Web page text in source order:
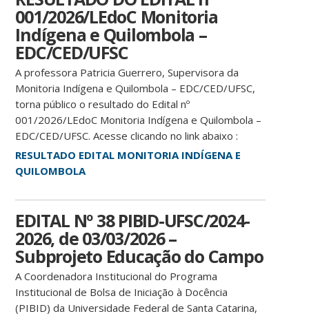
001/2026/LEdoC Monitoria
Indígena e Quilombola –
EDC/CED/UFSC
A professora Patricia Guerrero, Supervisora da
Monitoria Indígena e Quilombola – EDC/CED/UFSC,
torna público o resultado do Edital nº
001/2026/LEdoC Monitoria Indígena e Quilombola –
EDC/CED/UFSC. Acesse clicando no link abaixo :
RESULTADO EDITAL MONITORIA INDÍGENA E
QUILOMBOLA
EDITAL Nº 38 PIBID-UFSC/2024-
2026, de 03/03/2026 –
Subprojeto Educação do Campo
A Coordenadora Institucional do Programa
Institucional de Bolsa de Iniciação à Docência
(PIBID) da Universidade Federal de Santa Catarina,